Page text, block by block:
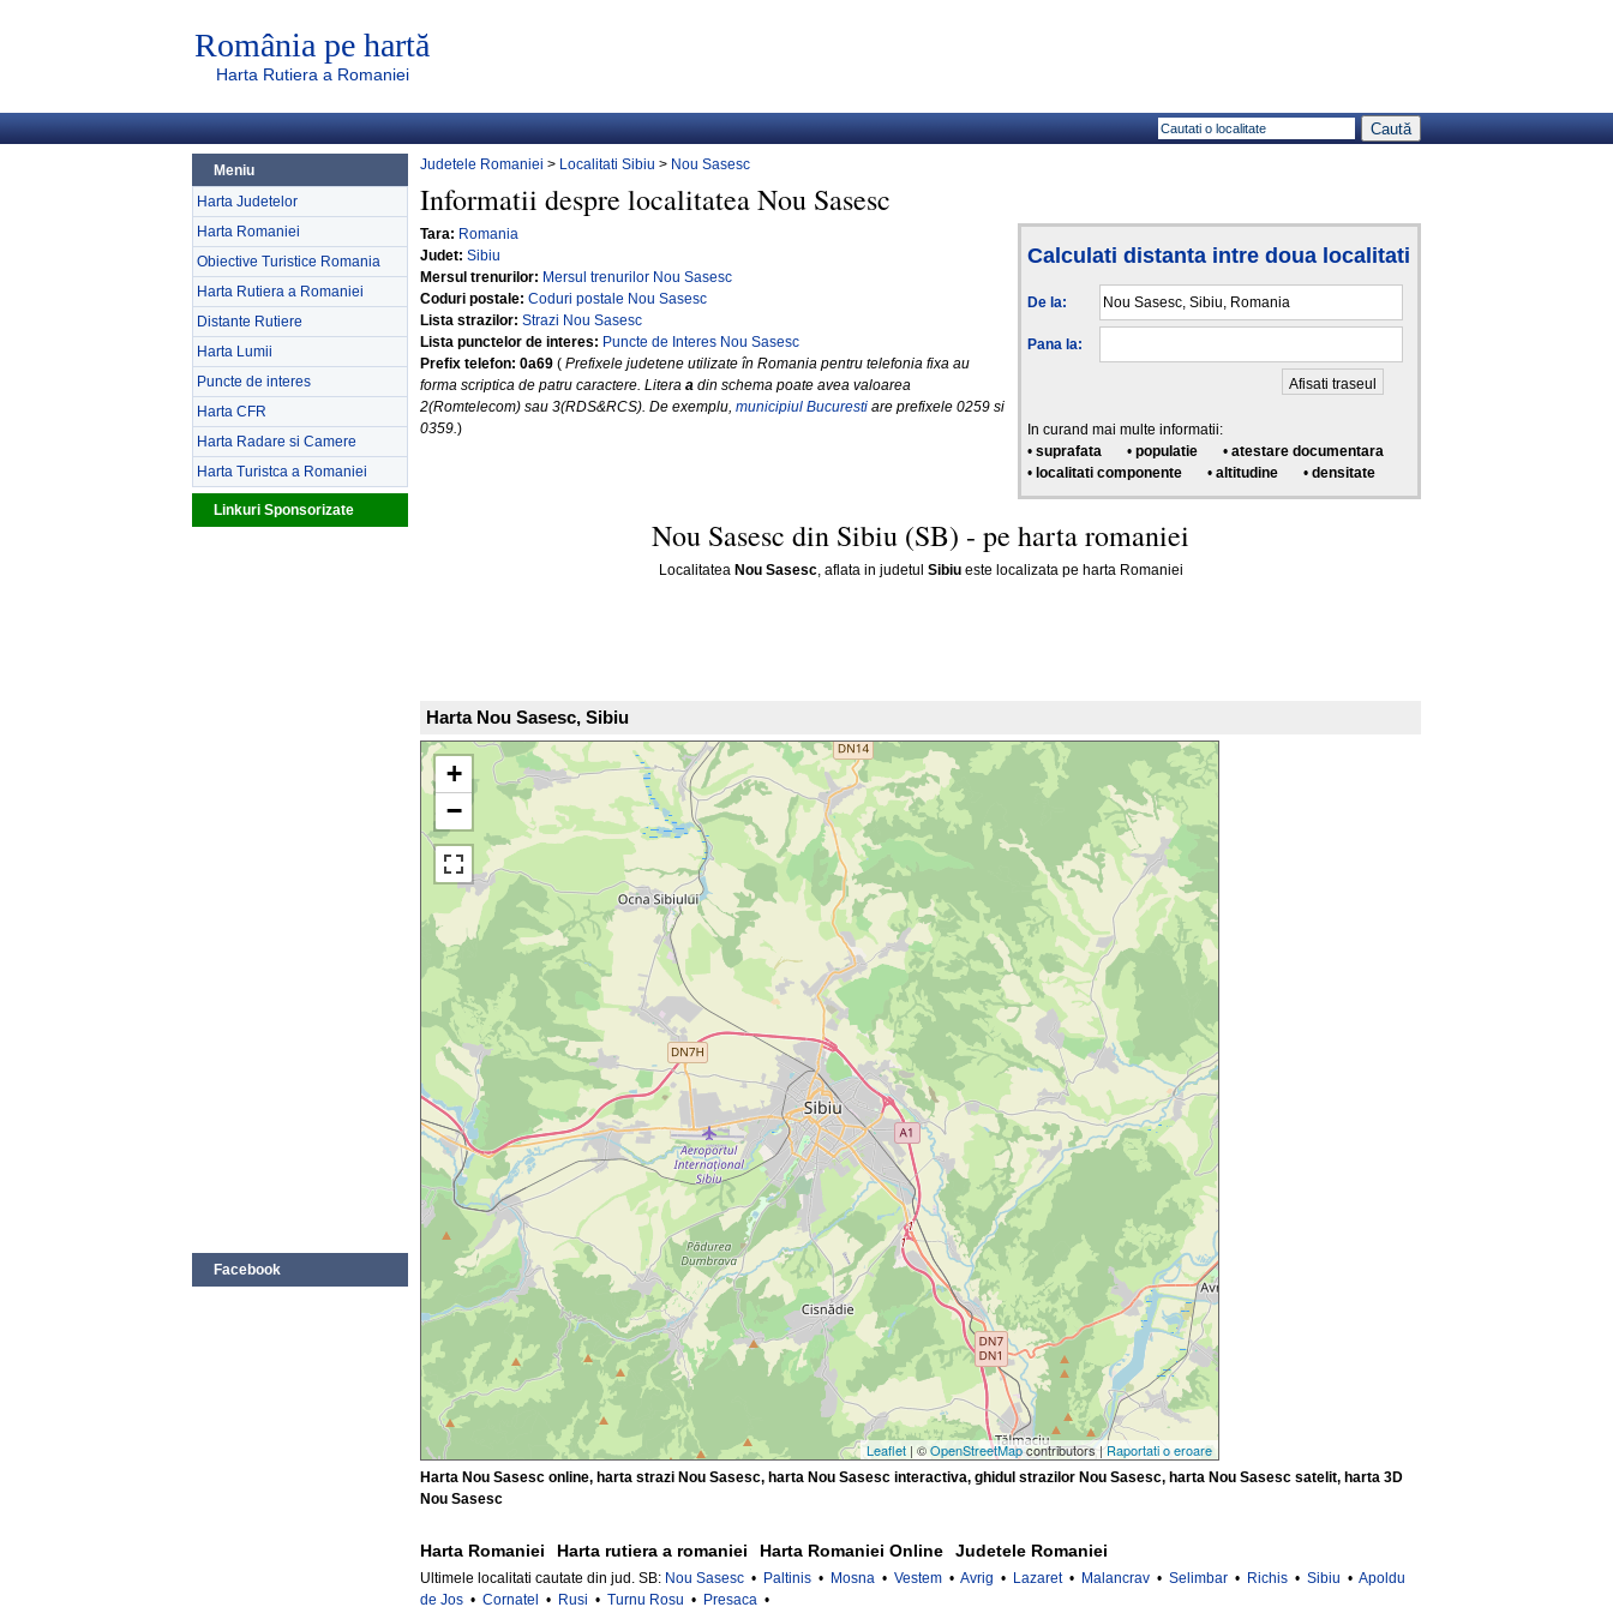
România pe hartă
Harta Rutiera a Romaniei
Meniu
Harta Judetelor
Harta Romaniei
Obiective Turistice Romania
Harta Rutiera a Romaniei
Distante Rutiere
Harta Lumii
Puncte de interes
Harta CFR
Harta Radare si Camere
Harta Turistca a Romaniei
Linkuri Sponsorizate
Facebook
Judetele Romaniei > Localitati Sibiu > Nou Sasesc
Informatii despre localitatea Nou Sasesc
Tara: Romania
Judet: Sibiu
Mersul trenurilor: Mersul trenurilor Nou Sasesc
Coduri postale: Coduri postale Nou Sasesc
Lista strazilor: Strazi Nou Sasesc
Lista punctelor de interes: Puncte de Interes Nou Sasesc
Prefix telefon: 0a69 ( Prefixele judetene utilizate în Romania pentru telefonia fixa au
forma scriptica de patru caractere. Litera a din schema poate avea valoarea
2(Romtelecom) sau 3(RDS&RCS). De exemplu, municipiul Bucuresti are prefixele 0259 si
0359.)
Calculati distanta intre doua localitati
De la:
Pana la:
In curand mai multe informatii:
• suprafata • populatie • atestare documentara
• localitati componente • altitudine • densitate
Nou Sasesc din Sibiu (SB) - pe harta romaniei
Localitatea Nou Sasesc, aflata in judetul Sibiueste localizata pe harta Romaniei
Harta Nou Sasesc, Sibiu
+
−
Leaflet | ©OpenStreetMapcontributors |Raportati o eroare
Harta Nou Sasesc online, harta strazi Nou Sasesc, harta Nou Sasesc interactiva, ghidul strazilor Nou Sasesc, harta Nou Sasesc satelit, harta 3D
Nou Sasesc
Harta Romaniei Harta rutiera a romaniei Harta Romaniei Online Judetele Romaniei
Ultimele localitati cautate din jud. SB: Nou Sasesc • Paltinis • Mosna • Vestem • Avrig • Lazaret• Malancrav • Selimbar • Richis • Sibiu • Apoldu
de Jos • Cornatel • Rusi • Turnu Rosu • Presaca •